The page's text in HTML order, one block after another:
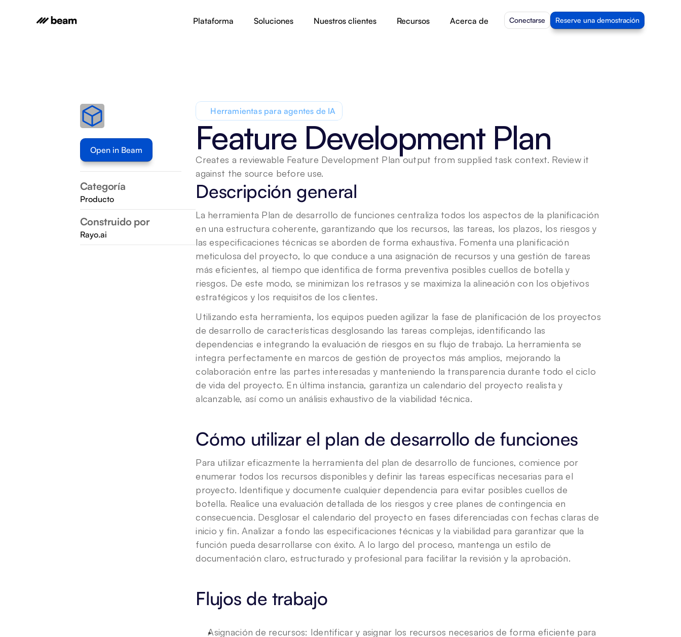
Plataforma Soluciones Nuestros clientes Recursos Acerca de Conectarse Reserve una demostración
Open in Beam
Categoría
Producto
Construido por
Rayo.ai
Herramientas para agentes de IA
Feature Development Plan
Creates a reviewable Feature Development Plan output from supplied task context. Review it
against the source before use.
Descripción general
La herramienta Plan de desarrollo de funciones centraliza todos los aspectos de la planificación
en una estructura coherente, garantizando que los recursos, las tareas, los plazos, los riesgos y
las especificaciones técnicas se aborden de forma exhaustiva. Fomenta una planificación
meticulosa del proyecto, lo que conduce a una asignación de recursos y una gestión de tareas
más eficientes, al tiempo que identifica de forma preventiva posibles cuellos de botella y
riesgos. De este modo, se minimizan los retrasos y se maximiza la alineación con los objetivos
estratégicos y los requisitos de los clientes.
Utilizando esta herramienta, los equipos pueden agilizar la fase de planificación de los proyectos
de desarrollo de características desglosando las tareas complejas, identificando las
dependencias e integrando la evaluación de riesgos en su flujo de trabajo. La herramienta se
integra perfectamente en marcos de gestión de proyectos más amplios, mejorando la
colaboración entre las partes interesadas y manteniendo la transparencia durante todo el ciclo
de vida del proyecto. En última instancia, garantiza un calendario del proyecto realista y
alcanzable, así como un análisis exhaustivo de la viabilidad técnica.
Cómo utilizar el plan de desarrollo de funciones
Para utilizar eficazmente la herramienta del plan de desarrollo de funciones, comience por
enumerar todos los recursos disponibles y definir las tareas específicas necesarias para el
proyecto. Identifique y documente cualquier dependencia para evitar posibles cuellos de
botella. Realice una evaluación detallada de los riesgos y cree planes de contingencia en
consecuencia. Desglosar el calendario del proyecto en fases diferenciadas con fechas claras de
inicio y fin. Analizar a fondo las especificaciones técnicas y la viabilidad para garantizar que la
función pueda desarrollarse con éxito. A lo largo del proceso, mantenga un estilo de
documentación claro, estructurado y profesional para facilitar la revisión y la aprobación.
Flujos de trabajo
Asignación de recursos: Identificar y asignar los recursos necesarios de forma eficiente para